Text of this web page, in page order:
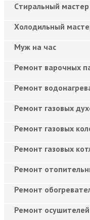
Cтиральный мастер
Холодильный
Муж на час
Ремонт варочных
Ремонт
Ремонт газовых
Ремонт газовых
Ремонт газовых
Ремонт
Ремонт
Ремонт